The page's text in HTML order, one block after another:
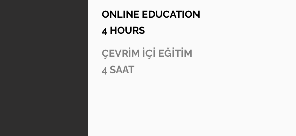
ONLINE EDUCATION
4 HOURS
ÇEVRİM İÇİ EĞİTİM
4 SAAT